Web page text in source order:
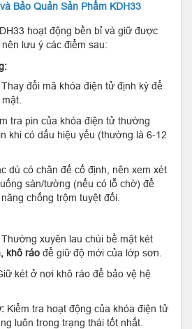
Bảo Quản Sản Phẩm KDH33
hoạt động bền bỉ và giữ được
lưu ý các điểm sau:
Thay đổi mã khóa điện tử định kỳ để
tra pin của khóa điện tử thường
khi có dấu hiệu yếu (thường là 6-12
dù có chân đế cố định, nên xem xét
sàn/tường (nếu có lỗ chờ) để
chống trộm tuyệt đối.
Thường xuyên lau chùi bề mặt két
khô ráo để giữ độ mới của lớp sơn.
két ở nơi khô ráo để bảo vệ hệ
Kiểm tra hoạt động của khóa điện tử
luôn trong trạng thái tốt nhất.